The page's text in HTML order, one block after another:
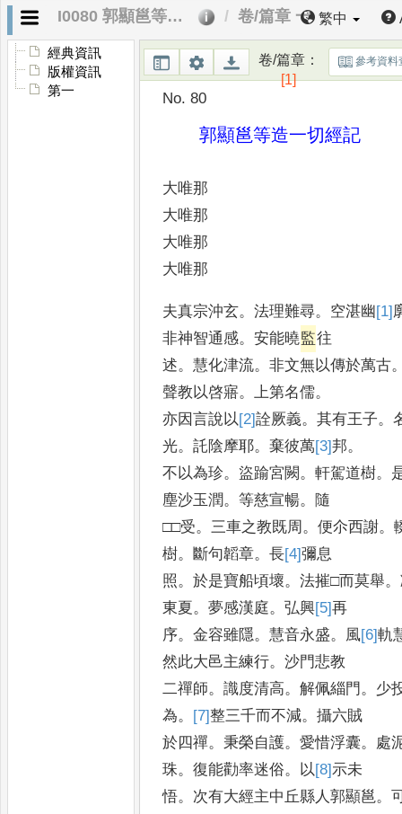
I0080 郭顯邕等造一切經記 卷/篇章 一 繁中
經典資訊
版權資訊
第一
卷/篇章：
[1]
參考資料
No. 80
郭顯邕等造一切經記
大唯那
大唯那
大唯那
大唯那
夫真宗沖玄。法理難尋。 空湛幽 [1]
非神智通感。安能曉監往
述。慧化津流。非文無以傳於萬古
聲教以啓寤。上第名儒。
亦因言說以[2]詮厥義。其有王子。
光。託陰摩耶。棄彼萬[3]邦。
不以為珍。盜踰宮闕。軒駕道樹。
塵沙玉潤。等慈宣暢。
隨
□□受。三車之教既周 。便尒西謝。
樹。 斷句韜章。長[4]彌息
照。於是寶船頃壞。法摧□而莫舉。
東夏 。夢感漢庭。 弘興[5]再
序。金容雖隱。慧音永盛。 風[6]軌
然此大邑主練行。沙門悲教
二禪師。識度清高。解佩緇門。 少
為。 [7]整三千而不減。攝六賊
於四禪。 秉榮自護。愛惜浮囊。 處
珠。復能勸率迷俗。 以[8]示未
悟。 次有大經主中丘縣人郭顯邕。